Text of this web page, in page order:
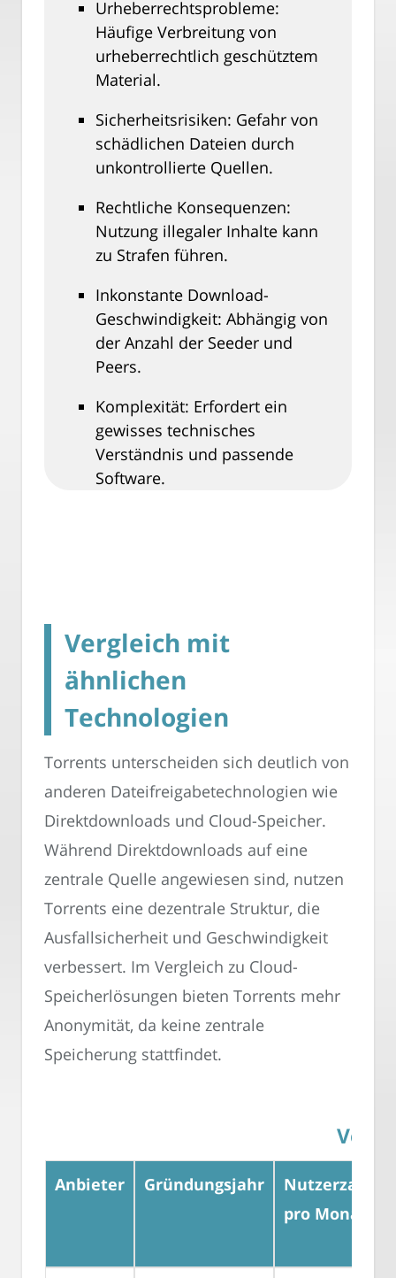
Urheberrechtsprobleme:
Häufige Verbreitung von
urheberrechtlich geschütztem
Material.
Sicherheitsrisiken: Gefahr von
schädlichen Dateien durch
unkontrollierte Quellen.
Rechtliche Konsequenzen:
Nutzung illegaler Inhalte kann
zu Strafen führen.
Inkonstante Download-
Geschwindigkeit: Abhängig von
der Anzahl der Seeder und
Peers.
Komplexität: Erfordert ein
gewisses technisches
Verständnis und passende
Software.
Vergleich mit
ähnlichen
Technologien
Torrents unterscheiden sich deutlich von
anderen Dateifreigabetechnologien wie
Direktdownloads und Cloud-Speicher.
Während Direktdownloads auf eine
zentrale Quelle angewiesen sind, nutzen
Torrents eine dezentrale Struktur, die
Ausfallsicherheit und Geschwindigkeit
verbessert. Im Vergleich zu Cloud-
Speicherlösungen bieten Torrents mehr
Anonymität, da keine zentrale
Speicherung stattfindet.
Anbieter Gründungsjahr
Nutzerzahlen
pro Monat